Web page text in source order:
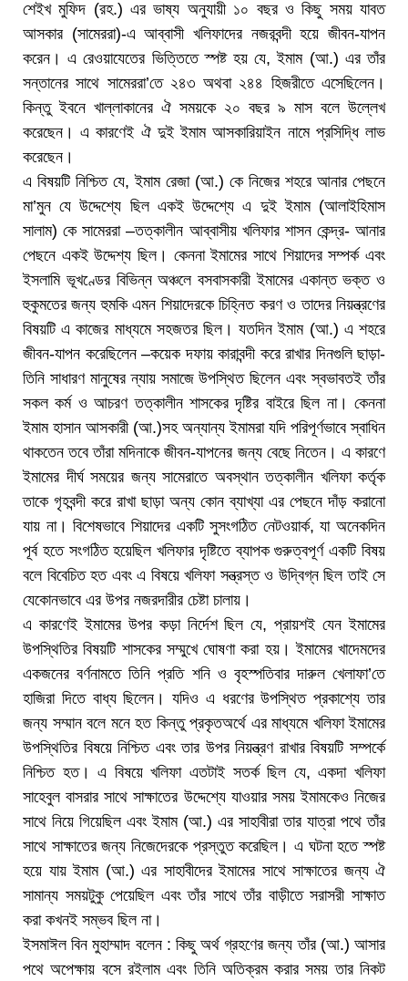
শেইখ মুফিদ (রহ.) এর ভাষ্য অনুযায়ী ১০ বছর ও কিছু সময় যাবত
আসকার (সামেররা)-এ আব্বাসী খলিফাদের নজরবন্দী হয়ে জীবন-যাপন
করেন। এ রেওয়াযেতের ভিত্তিতে স্পষ্ট হয় যে, ইমাম (আ.) এর তাঁর
সন্তানের সাথে সামেররা’তে ২৪৩ অথবা ২৪৪ হিজরীতে এসেছিলেন।
কিন্তু ইবনে খাল্লাকানের ঐ সময়কে ২০ বছর ৯ মাস বলে উল্লেখ
করেছেন। এ কারণেই ঐ দুই ইমাম আসকারিয়াইন নামে প্রসিদ্ধি লাভ
করেছেন।
এ বিষয়টি নিশ্চিত যে, ইমাম রেজা (আ.) কে নিজের শহরে আনার পেছনে
মা’মুন যে উদ্দেশ্যে ছিল একই উদ্দেশ্যে এ দুই ইমাম (আলাইহিমাস
সালাম) কে সামেররা –তত্কালীন আব্বাসীয় খলিফার শাসন কেন্দ্র- আনার
পেছনে একই উদ্দেশ্য ছিল। কেননা ইমামের সাথে শিয়াদের সম্পর্ক এবং
ইসলামি ভূখণ্ডের বিভিন্ন অঞ্চলে বসবাসকারী ইমামের একান্ত ভক্ত ও
হুকুমতের জন্য হুমকি এমন শিয়াদেরকে চিহ্নিত করণ ও তাদের নিয়ন্ত্রণের
বিষয়টি এ কাজের মাধ্যমে সহজতর ছিল। যতদিন ইমাম (আ.) এ শহরে
জীবন-যাপন করেছিলেন –কয়েক দফায় কারাবন্দী করে রাখার দিনগুলি ছাড়া-
তিনি সাধারণ মানুষের ন্যায় সমাজে উপস্থিত ছিলেন এবং স্বভাবতই তাঁর
সকল কর্ম ও আচরণ তত্কালীন শাসকের দৃষ্টির বাইরে ছিল না। কেননা
ইমাম হাসান আসকারী (আ.)সহ অন্যান্য ইমামরা যদি পরিপূর্ণভাবে স্বাধিন
থাকতেন তবে তাঁরা মদিনাকে জীবন-যাপনের জন্য বেছে নিতেন। এ কারণে
ইমামের দীর্ঘ সময়ের জন্য সামেরাতে অবস্থান তত্কালীন খলিফা কর্তৃক
তাকে গৃহবন্দী করে রাখা ছাড়া অন্য কোন ব্যাখ্যা এর পেছনে দাঁড় করানো
যায় না। বিশেষভাবে শিয়াদের একটি সুসংগঠিত নেটওয়ার্ক, যা অনেকদিন
পূর্ব হতে সংগঠিত হয়েছিল খলিফার দৃষ্টিতে ব্যাপক গুরুত্বপূর্ণ একটি বিষয়
বলে বিবেচিত হত এবং এ বিষয়ে খলিফা সন্ত্রস্ত ও উদ্বিগ্ন ছিল তাই সে
যেকোনভাবে এর উপর নজরদারীর চেষ্টা চালায়।
এ কারণেই ইমামের উপর কড়া নির্দেশ ছিল যে, প্রায়শই যেন ইমামের
উপস্থিতির বিষয়টি শাসকের সম্মুখে ঘোষণা করা হয়। ইমামের খাদেমদের
একজনের বর্ণনামতে তিনি প্রতি শনি ও বৃহস্পতিবার দারুল খেলাফা’তে
হাজিরা দিতে বাধ্য ছিলেন। যদিও এ ধরণের উপস্থিত প্রকাশ্যে তার
জন্য সম্মান বলে মনে হত কিন্তু প্রকৃতঅর্থে এর মাধ্যমে খলিফা ইমামের
উপস্থিতির বিষয়ে নিশ্চিত এবং তার উপর নিয়ন্ত্রণ রাখার বিষয়টি সম্পর্কে
নিশ্চিত হত। এ বিষয়ে খলিফা এতটাই সতর্ক ছিল যে, একদা খলিফা
সাহেবুল বাসরার সাথে সাক্ষাতের উদ্দেশ্যে যাওয়ার সময় ইমামকেও নিজের
সাথে নিয়ে গিয়েছিল এবং ইমাম (আ.) এর সাহাবীরা তার যাত্রা পথে তাঁর
সাথে সাক্ষাতের জন্য নিজেদেরকে প্রস্তুত করেছিল। এ ঘটনা হতে স্পষ্ট
হয়ে যায় ইমাম (আ.) এর সাহাবীদের ইমামের সাথে সাক্ষাতের জন্য ঐ
সামান্য সময়টুকু পেয়েছিল এবং তাঁর সাথে তাঁর বাড়ীতে সরাসরী সাক্ষাত
করা কখনই সম্ভব ছিল না।
ইসমাঈল বিন মুহাম্মাদ বলেন : কিছু অর্থ গ্রহণের জন্য তাঁর (আ.) আসার
পথে অপেক্ষায় বসে রইলাম এবং তিনি অতিক্রম করার সময় তার নিকট